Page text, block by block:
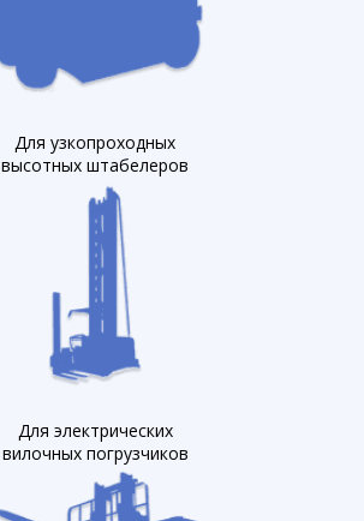
Для узкопроходных
высотных штабелеров
Для электрических
вилочных погрузчиков